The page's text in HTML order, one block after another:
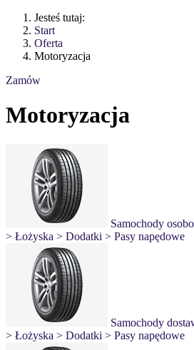
Jesteś tutaj:
Start
Oferta
Motoryzacja
Zamów
Motoryzacja
Samochody
> Łożyska > Dodatki > Pasy napędowe
Samochody
> Łożyska > Dodatki > Pasy napędowe